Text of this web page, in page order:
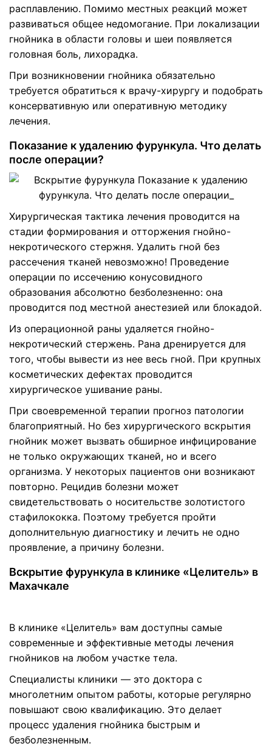
расплавлению. Помимо местных реакций может
развиваться общее недомогание. При локализации
гнойника в области головы и шеи появляется
головная боль, лихорадка.
При возникновении гнойника обязательно
требуется обратиться к врачу-хирургу и подобрать
консервативную или оперативную методику
лечения.
Показание к удалению фурункула. Что делать
после операции?
Хирургическая тактика лечения проводится на
стадии формирования и отторжения гнойно-
некротического стержня. Удалить гной без
рассечения тканей невозможно! Проведение
операции по иссечению конусовидного
образования абсолютно безболезненно: она
проводится под местной анестезией или блокадой.
Из операционной раны удаляется гнойно-
некротический стержень. Рана дренируется для
того, чтобы вывести из нее весь гной. При крупных
косметических дефектах проводится
хирургическое ушивание раны.
При своевременной терапии прогноз патологии
благоприятный. Но без хирургического вскрытия
гнойник может вызвать обширное инфицирование
не только окружающих тканей, но и всего
организма. У некоторых пациентов они возникают
повторно. Рецидив болезни может
свидетельствовать о носительстве золотистого
стафилококка. Поэтому требуется пройти
дополнительную диагностику и лечить не одно
проявление, а причину болезни.
Вскрытие фурункула в клинике «Целитель» в
Махачкале
В клинике «Целитель» вам доступны самые
современные и эффективные методы лечения
гнойников на любом участке тела.
Специалисты клиники — это доктора с
многолетним опытом работы, которые регулярно
повышают свою квалификацию. Это делает
процесс удаления гнойника быстрым и
безболезненным.